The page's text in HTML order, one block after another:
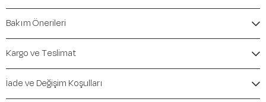
Elastane
Kalıp / Form:Regular
Mevsim:İlkbahar-Yaz
Bakım Önerileri
Kargo ve Teslimat
İade ve Değişim Koşulları